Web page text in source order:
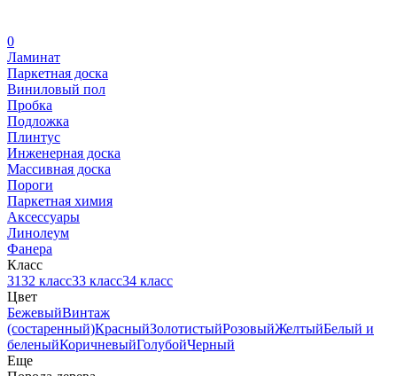
0
Ламинат
Паркетная доска
Виниловый пол
Пробка
Подложка
Плинтус
Инженерная доска
Массивная доска
Пороги
Паркетная химия
Аксессуары
Линолеум
Фанера
Класс
3132 класс33 класс34 класс
Цвет
БежевыйВинтаж
(состаренный)КрасныйЗолотистыйРозовыйЖелтыйБелый и
беленыйКоричневыйГолубойЧерный
Еще